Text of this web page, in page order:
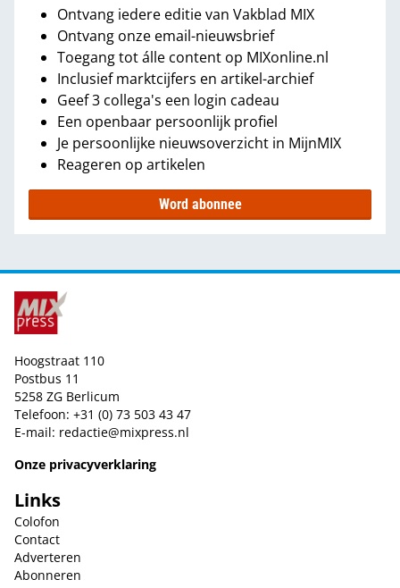
Ontvang iedere editie van Vakblad MIX
Ontvang onze email-nieuwsbrief
Toegang tot álle content op MIXonline.nl
Inclusief marktcijfers en artikel-archief
Geef 3 collega's een login cadeau
Een openbaar persoonlijk profiel
Je persoonlijke nieuwsoverzicht in MijnMIX
Reageren op artikelen
Word abonnee
Hoogstraat 110
Postbus 11
5258 ZG Berlicum
Telefoon: +31 (0) 73 503 43 47
E-mail: redactie@mixpress.nl
Onze privacyverklaring
Links
Colofon
Contact
Adverteren
Abonneren